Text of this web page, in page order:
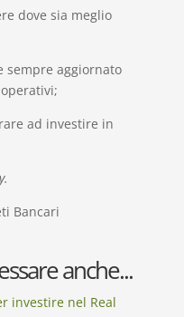
dove sia meglio
sempre aggiornato
ad investire in
Bancari
anche...
investire nel Real